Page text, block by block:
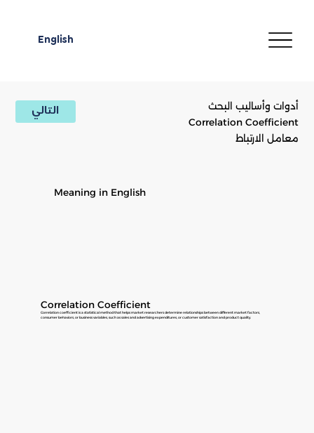
English
التالي
Correlation Coefficient
معامل الارتباط
أدوات وأساليب البحث
Meaning in English
Correlation Coefficient
Correlation coefficient is a statistical method that helps market researchers determine relationships between different market factors,
consumer behaviors, or business variables, such as sales and advertising expenditures, or customer satisfaction and product quality.